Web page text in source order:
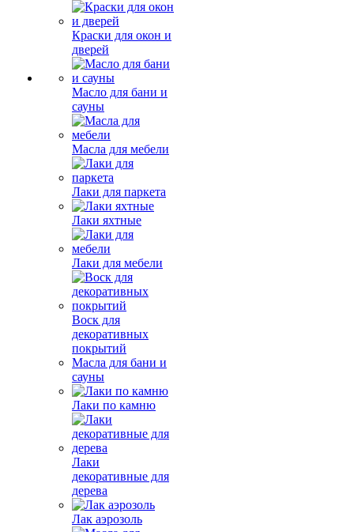
Краски для окон и
дверей
Масло для бани и
сауны
Масла для мебели
Лаки для паркета
Лаки яхтные
Лаки для мебели
Воск для
декоративных
покрытий
Масла для бани и
сауны
Лаки по камню
Лаки
декоративные для
дерева
Лак аэрозоль